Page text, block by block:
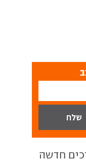
חדשה